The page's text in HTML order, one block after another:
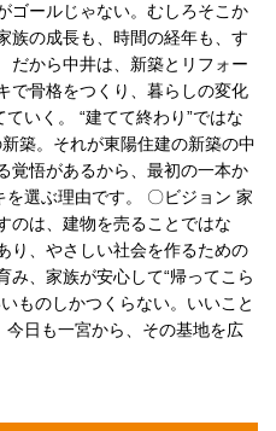
ゴールじゃない。むしろそこか
族の成長も、時間の経年も、す
だから中井は、新築とリフォー
で骨格をつくり、暮らしの変化
いく。 “建てて終わり”ではな
築。それが東陽住建の新築の中
覚悟があるから、最初の一本か
選ぶ理由です。 〇ビジョン 家
のは、建物を売ることではな
り、やさしい社会を作るための
み、家族が安心して“帰ってこら
ものしかつくらない。いいこと
今日も一宮から、その基地を広